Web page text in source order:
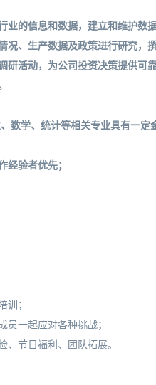
的信息和数据，建立和维护数
、生产数据及政策进行研究，撰
活动，为公司投资决策提供可
学、统计等相关专业具有一定
验者优先；
；
一起应对各种挑战；
节日福利、团队拓展。